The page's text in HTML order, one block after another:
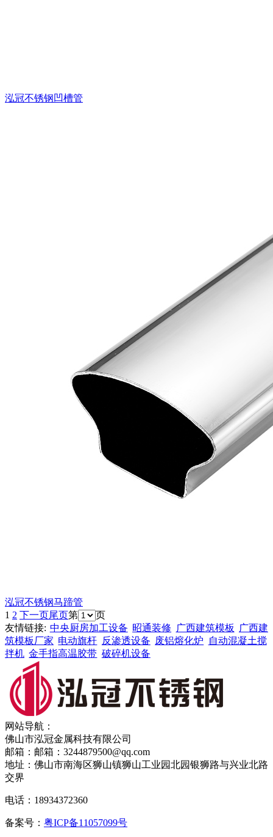
泓冠不锈钢凹槽管
泓冠不锈钢马蹄管
1 2 下一页尾页第
页
友情链接: 中央厨房加工设备 昭通装修 广西建筑模板
广西建
筑模板厂家 电动旗杆 反渗透设备 废铝熔化炉
自动混凝土搅
拌机 金手指高温胶带 破碎机设备
网站导航：
佛山市泓冠金属科技有限公司
邮箱：邮箱：3244879500@qq.com
地址：佛山市南海区狮山镇狮山工业园北园银狮路与兴业北路
交界
电话：18934372360
备案号： 粤ICP备11057099号